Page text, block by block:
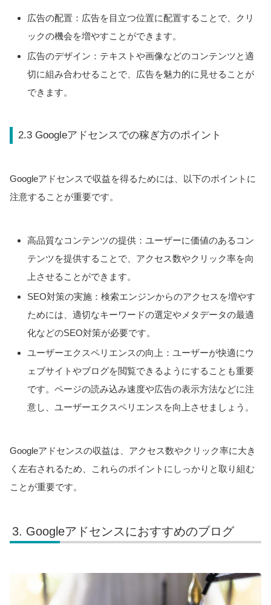
広告の配置：広告を目立つ位置に配置することで、クリ
ックの機会を増やすことができます。
広告のデザイン：テキストや画像などのコンテンツと適
切に組み合わせることで、広告を魅力的に見せることが
できます。
2.3 Googleアドセンスでの稼ぎ方のポイント
Googleアドセンスで収益を得るためには、以下のポイントに
注意することが重要です。
高品質なコンテンツの提供：ユーザーに価値のあるコン
テンツを提供することで、アクセス数やクリック率を向
上させることができます。
SEO対策の実施：検索エンジンからのアクセスを増やす
ためには、適切なキーワードの選定やメタデータの最適
化などのSEO対策が必要です。
ユーザーエクスペリエンスの向上：ユーザーが快適にウ
ェブサイトやブログを閲覧できるようにすることも重要
です。ページの読み込み速度や広告の表示方法などに注
意し、ユーザーエクスペリエンスを向上させましょう。
Googleアドセンスの収益は、アクセス数やクリック率に大き
く左右されるため、これらのポイントにしっかりと取り組む
ことが重要です。
Googleアドセンスにおすすめのブログ